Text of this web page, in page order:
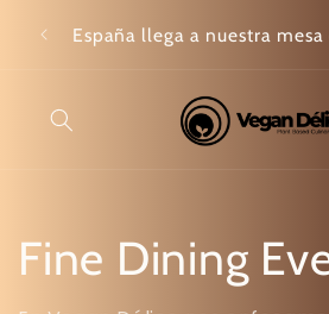
content
España llega a nuestra
C
Fine Dining